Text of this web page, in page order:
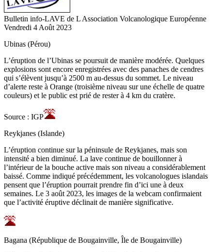
Bulletin info-LAVE de L Association Volcanologique Européenne
Vendredi 4 Août 2023
Ubinas (Pérou)
L’éruption de l’Ubinas se poursuit de manière modérée. Quelques
explosions sont encore enregistrées avec des panaches de cendres
qui s’élèvent jusqu’à 2500 m au-dessus du sommet. Le niveau
d’alerte reste à Orange (troisième niveau sur une échelle de quatre
couleurs) et le public est prié de rester à 4 km du cratère.
Source : IGP
Reykjanes (Islande)
L’éruption continue sur la péninsule de Reykjanes, mais son
intensité a bien diminué. La lave continue de bouillonner à
l’intérieur de la bouche active mais son niveau a considérablement
baissé. Comme indiqué précédemment, les volcanologues islandais
pensent que l’éruption pourrait prendre fin d’ici une à deux
semaines. Le 3 août 2023, les images de la webcam confirmaient
que l’activité éruptive déclinait de manière significative.
Bagana (République de Bougainville, Île de Bougainville)